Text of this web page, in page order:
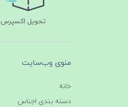
تحویل اکسپرس
منوی وب‌سایت
خانه
دسته بندی اجناس